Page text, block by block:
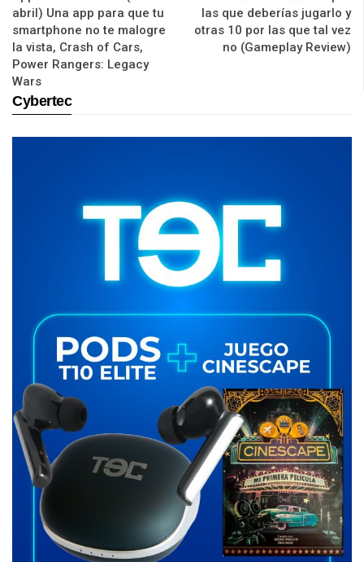
abril) Una app para que tu
smartphone no te malogre
la vista, Crash of Cars,
Power Rangers: Legacy
Wars
las que deberías jugarlo y
otras 10 por las que tal vez
no (Gameplay Review)
Cybertec